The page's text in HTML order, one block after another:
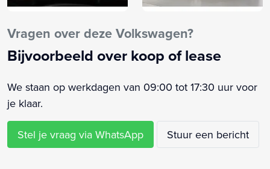
Bestuurdersairbag
Binnenspiegel automatisch dimmend
Bluetooth telefoonvoorbereiding
Buitenspiegels elektrisch verstel- en verwarmbaar
Buitenspiegels in carrosseriekleur
Centrale deurvergrendeling met afstandsbediening
Chroompakket (ZL6)
Vragen over deze Volkswagen?
Bijvoorbeeld over koop of lease
We staan op werkdagen van 09:00 tot 17:30 uur voor
je klaar.
Stel je vraag via WhatsApp Stuur een bericht